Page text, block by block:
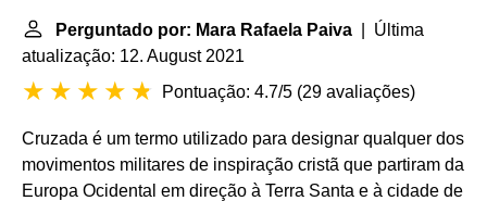
Perguntado por: Mara Rafaela Paiva | Última
atualização: 12. August 2021
Pontuação: 4.7/5 (29 avaliações)
Cruzada é um termo utilizado para designar qualquer dos
movimentos militares de inspiração cristã que partiram da
Europa Ocidental em direção à Terra Santa e à cidade de